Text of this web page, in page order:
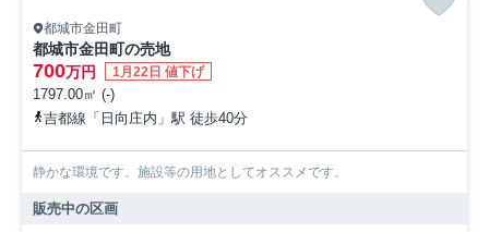
都城市金田町
都城市金田町の売地
700万円 1月22日 値下げ
1797.00㎡ (-)
吉都線「日向庄内」駅 徒歩40分
静かな環境です。施設等の用地としてオススメです。
販売中の区画